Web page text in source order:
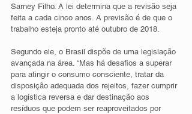
Sarney Filho. A lei determina que a revisão seja
feita a cada cinco anos. A previsão é de que o
trabalho esteja pronto até outubro de 2018.
Segundo ele, o Brasil dispõe de uma legislação
avançada na área. “Mas há desafios a superar
para atingir o consumo consciente, tratar da
disposição adequada dos rejeitos, fazer cumprir
a logística reversa e dar destinação aos
resíduos que podem ser reaproveitados por